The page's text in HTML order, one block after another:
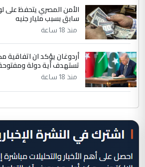
الأمن المصري يتحفظ على
سابق بسبب مليار جنيه
منذ 18 ساعة
أردوغان يؤكد ان اتفاقية
تستهدف أية دولة
منذ 18 ساعة